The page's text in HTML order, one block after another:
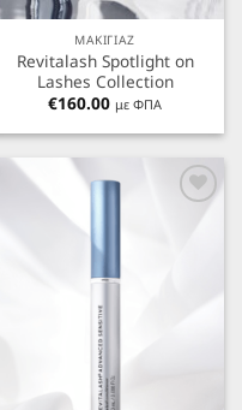
ΜΑΚΙΓΙΑΖ
Revitalash Spotlight on
Lashes Collection
€160.00 με ΦΠΑ
Προσθήκη